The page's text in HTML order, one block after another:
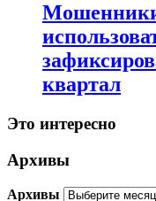
Мошенники
квартал
Это интересно
Архивы
Архивы